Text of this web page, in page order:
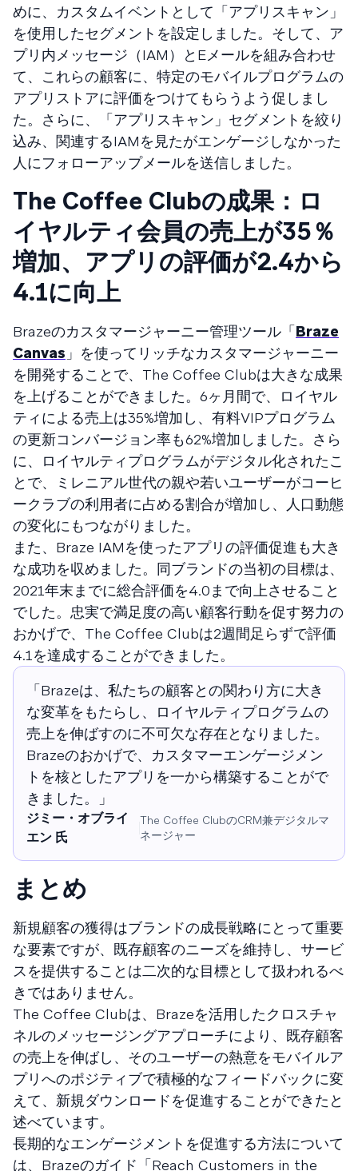
めに、カスタムイベントとして「アプリスキャン」
を使用したセグメントを設定しました。そして、ア
プリ内メッセージ（IAM）とEメールを組み合わせ
て、これらの顧客に、特定のモバイルプログラムの
アプリストアに評価をつけてもらうよう促しまし
た。さらに、「アプリスキャン」セグメントを絞り
込み、関連するIAMを見たがエンゲージしなかった
人にフォローアップメールを送信しました。
The Coffee Clubの成果：ロ
イヤルティ会員の売上が35％
増加、アプリの評価が2.4から
4.1に向上
Brazeのカスタマージャーニー管理ツール「Braze
Canvas 」を使ってリッチなカスタマージャーニー
を開発することで、The Coffee Clubは大きな成果
を上げることができました。6ヶ月間で、ロイヤル
ティによる売上は35%増加し、有料VIPプログラム
の更新コンバージョン率も62%増加しました。さら
に、ロイヤルティプログラムがデジタル化されたこ
とで、ミレニアル世代の親や若いユーザーがコーヒ
ークラブの利用者に占める割合が増加し、人口動態
の変化にもつながりました。
また、Braze IAMを使ったアプリの評価促進も大き
な成功を収めました。同ブランドの当初の目標は、
2021年末までに総合評価を4.0まで向上させること
でした。忠実で満足度の高い顧客行動を促す努力の
おかげで、The Coffee Clubは2週間足らずで評価
4.1を達成することができました。
「Brazeは、私たちの顧客との関わり方に大き
な変革をもたらし、ロイヤルティプログラムの
売上を伸ばすのに不可欠な存在となりました。
Brazeのおかげで、カスタマーエンゲージメン
トを核としたアプリを一から構築することがで
きました。」
ジミー・オブライ
エン 氏
The Coffee ClubのCRM兼デジタルマ
ネージャー
まとめ
新規顧客の獲得はブランドの成長戦略にとって重要
な要素ですが、既存顧客のニーズを維持し、サービ
スを提供することは二次的な目標として扱われるべ
きではありません。
The Coffee Clubは、Brazeを活用したクロスチャ
ネルのメッセージングアプローチにより、既存顧客
の売上を伸ばし、そのユーザーの熱意をモバイルア
プリへのポジティブで積極的なフィードバックに変
えて、新規ダウンロードを促進することができたと
述べています。
長期的なエンゲージメントを促進する方法について
は、Brazeのガイド「Reach Customers in the